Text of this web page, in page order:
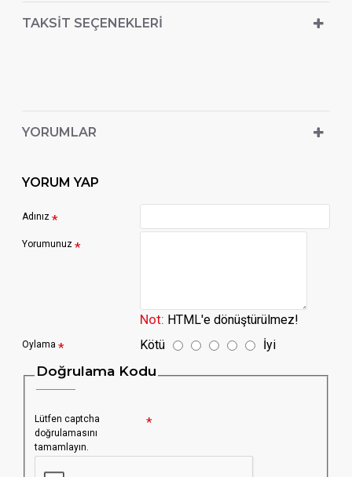
TAKSIT SEÇENEKLERI
YORUMLAR
YORUM YAP
Adınız
Yorumunuz
Not: HTML'e dönüştürülmez!
Oylama Kötü İyi
Doğrulama Kodu
Lütfen captcha
doğrulamasını
tamamlayın.